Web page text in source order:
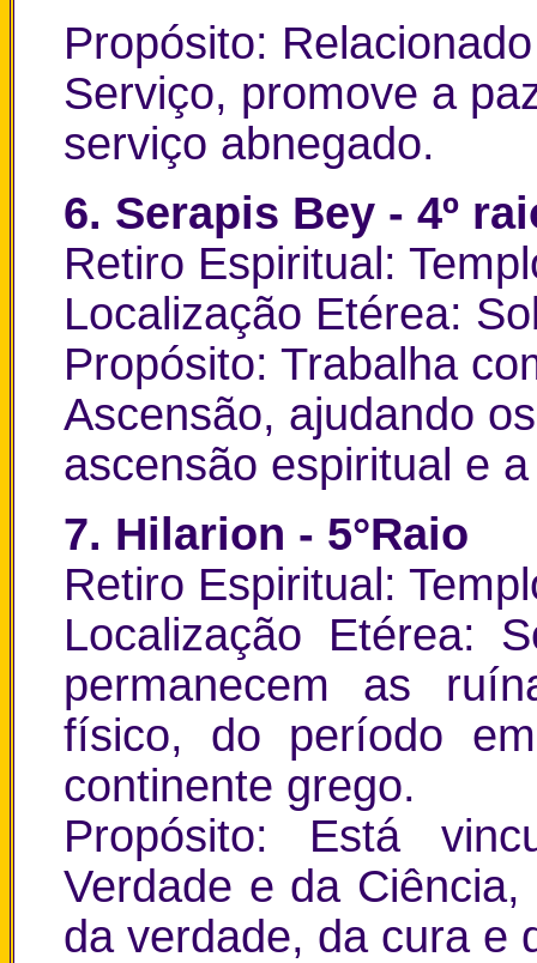
Propósito:
Serviço, promove a
serviço abnegado.
6. Serapis Bey - 4º
Retiro Espiritual:
Localização Etérea:
Propósito: Trabalha
Ascensão, ajudando
ascensão espiritual e
7. Hilarion - 5°Raio
Retiro Espiritual:
Localização Etérea:
permanecem as
físico, do período
continente grego.
Propósito: Está
Verdade e da
da verdade, da cura e